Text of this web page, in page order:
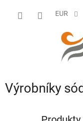
EUR
Výrobníky